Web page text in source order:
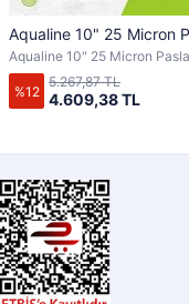
Aqualine 10" 25 Micron
Aqualine 10" 25 Micron
%12 4.609,38 TL
5.267,87 TL